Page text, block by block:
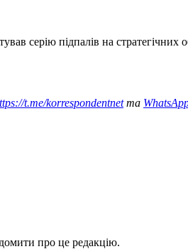
серію підпалів на
t.me/korrespondentnetта
про це редакцію.